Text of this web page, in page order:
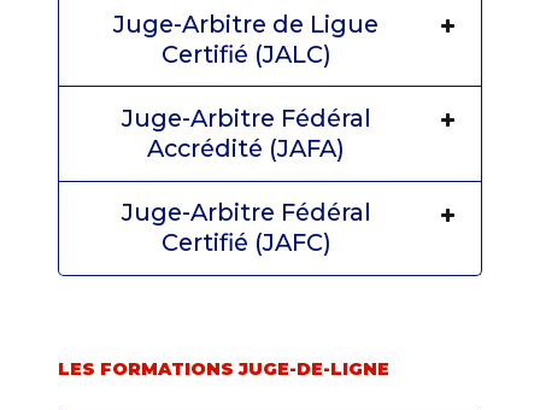
Juge-Arbitre de Ligue
Certifié (JALC)
Juge-Arbitre Fédéral
Accrédité (JAFA)
Juge-Arbitre Fédéral
Certifié (JAFC)
LES FORMATIONS JUGE-DE-LIGNE